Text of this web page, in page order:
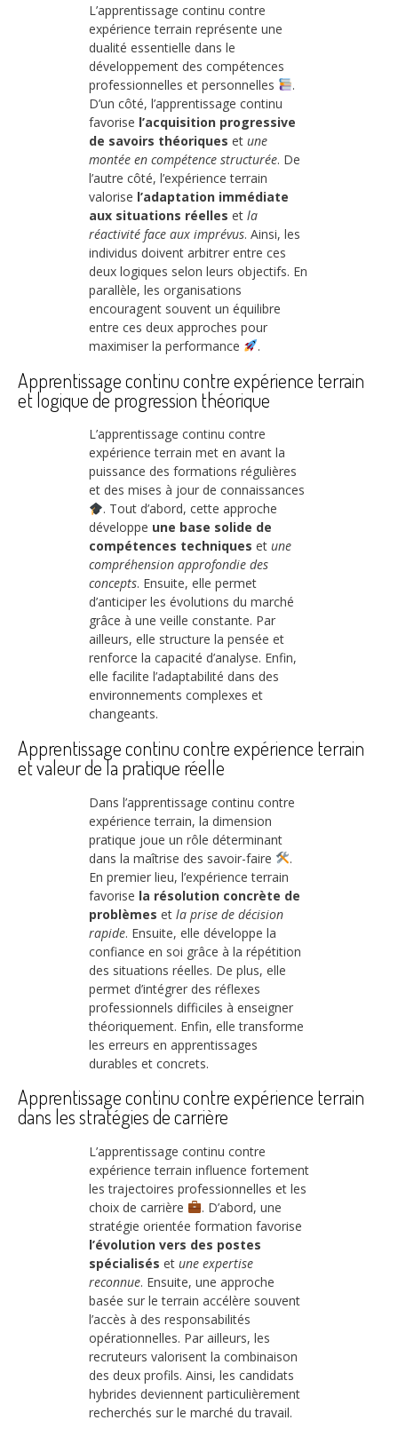
L’apprentissage continu contre
expérience terrain représente une
dualité essentielle dans le
développement des compétences
professionnelles et personnelles
.
D’un côté, l’apprentissage continu
favorise l’acquisition progressive
de savoirs théoriques et une
montée en compétence structurée. De
l’autre côté, l’expérience terrain
valorise l’adaptation immédiate
aux situations réelles et la
réactivité face aux imprévus. Ainsi, les
individus doivent arbitrer entre ces
deux logiques selon leurs objectifs. En
parallèle, les organisations
encouragent souvent un équilibre
entre ces deux approches pour
maximiser la performance
.
Apprentissage continu contre expérience terrain
et logique de progression théorique
L’apprentissage continu contre
expérience terrain met en avant la
puissance des formations régulières
et des mises à jour de connaissances
. Tout d’abord, cette approche
développe une base solide de
compétences techniques et une
compréhension approfondie des
concepts. Ensuite, elle permet
d’anticiper les évolutions du marché
grâce à une veille constante. Par
ailleurs, elle structure la pensée et
renforce la capacité d’analyse. Enfin,
elle facilite l’adaptabilité dans des
environnements complexes et
changeants.
Apprentissage continu contre expérience terrain
et valeur de la pratique réelle
Dans l’apprentissage continu contre
expérience terrain, la dimension
pratique joue un rôle déterminant
dans la maîtrise des savoir-faire
.
En premier lieu, l’expérience terrain
favorise la résolution concrète de
problèmes et la prise de décision
rapide. Ensuite, elle développe la
confiance en soi grâce à la répétition
des situations réelles. De plus, elle
permet d’intégrer des réflexes
professionnels difficiles à enseigner
théoriquement. Enfin, elle transforme
les erreurs en apprentissages
durables et concrets.
Apprentissage continu contre expérience terrain
dans les stratégies de carrière
L’apprentissage continu contre
expérience terrain influence fortement
les trajectoires professionnelles et les
choix de carrière
. D’abord, une
stratégie orientée formation favorise
l’évolution vers des postes
spécialisés et une expertise
reconnue. Ensuite, une approche
basée sur le terrain accélère souvent
l’accès à des responsabilités
opérationnelles. Par ailleurs, les
recruteurs valorisent la combinaison
des deux profils. Ainsi, les candidats
hybrides deviennent particulièrement
recherchés sur le marché du travail.